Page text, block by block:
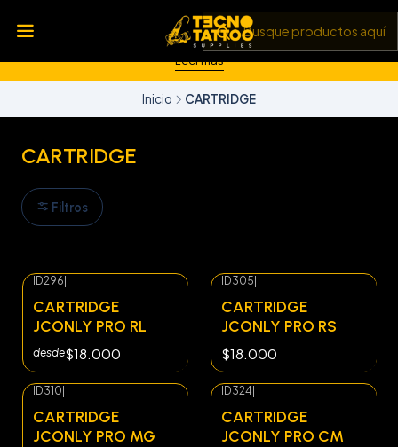
💥 Insumos, máquinas y tecnología de punta 💻 Todo lo que
necesitas para llevar tu arte al siguiente nivel 🎨 Calidad garantizada
Leer más
Inicio CARTRIDGE
CARTRIDGE
Filtros
ID296|
CARTRIDGE
JCONLY PRO RL
desde$18.000
ID305|
CARTRIDGE
JCONLY PRO RS
$18.000
ID310
CARTRIDGE
JCONLY PRO MG
ID324
CARTRIDGE
JCONLY PRO CM